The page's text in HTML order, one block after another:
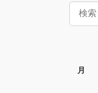
検
月